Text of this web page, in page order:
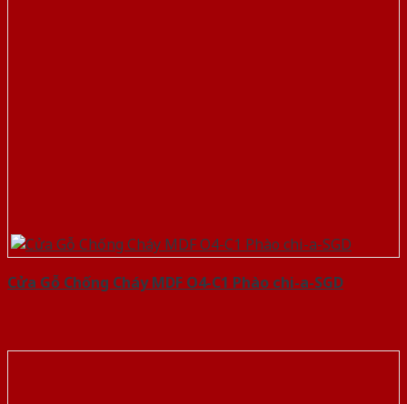
Cửa Gỗ Chống Cháy MDF O4-C1 Phào chi-a-SGD